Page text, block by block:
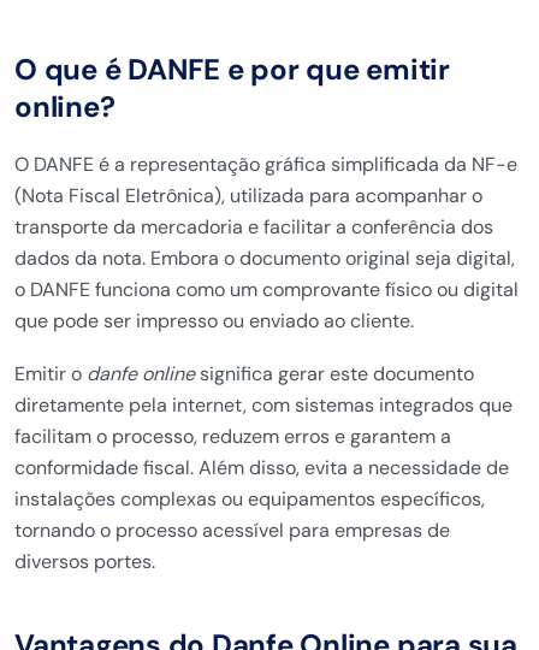
O que é DANFE e por que emitir
online?
O DANFE é a representação gráfica simplificada da NF-e
(Nota Fiscal Eletrônica), utilizada para acompanhar o
transporte da mercadoria e facilitar a conferência dos
dados da nota. Embora o documento original seja digital,
o DANFE funciona como um comprovante físico ou digital
que pode ser impresso ou enviado ao cliente.
Emitir o danfe onlinesignifica gerar este documento
diretamente pela internet, com sistemas integrados que
facilitam o processo, reduzem erros e garantem a
conformidade fiscal. Além disso, evita a necessidade de
instalações complexas ou equipamentos específicos,
tornando o processo acessível para empresas de
diversos portes.